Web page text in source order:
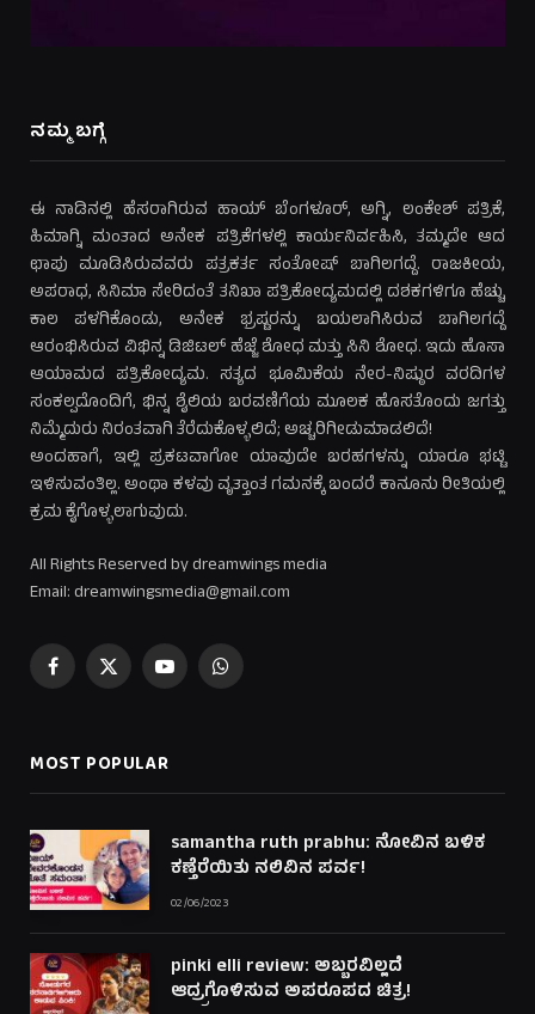
ನಮ್ಮ ಬಗ್ಗೆ
ಈ ನಾಡಿನಲ್ಲಿ ಹೆಸರಾಗಿರುವ ಹಾಯ್ ಬೆಂಗಳೂರ್, ಅಗ್ನಿ, ಲಂಕೇಶ್ ಪತ್ರಿಕೆ,
ಹಿಮಾಗ್ನಿ ಮಂತಾದ ಅನೇಕ ಪತ್ರಿಕೆಗಳಲ್ಲಿ ಕಾರ್ಯನಿರ್ವಹಿಸಿ, ತಮ್ಮದೇ ಆದ
ಛಾಪು ಮೂಡಿಸಿರುವವರು ಪತ್ರಕರ್ತ ಸಂತೋಷ್ ಬಾಗಿಲಗದ್ದೆ. ರಾಜಕೀಯ,
ಅಪರಾಧ, ಸಿನಿಮಾ ಸೇರಿದಂತೆ ತನಿಖಾ ಪತ್ರಿಕೋದ್ಯಮದಲ್ಲಿ ದಶಕಗಳಿಗೂ ಹೆಚ್ಚು
ಕಾಲ ಪಳಗಿಕೊಂಡು, ಅನೇಕ ಭ್ರಷ್ಟರನ್ನು ಬಯಲಾಗಿಸಿರುವ ಬಾಗಿಲಗದ್ದೆ
ಆರಂಭಿಸಿರುವ ವಿಭಿನ್ನ ಡಿಜಿಟಲ್ ಹೆಜ್ಜೆ ಶೋಧ ಮತ್ತು ಸಿನಿ ಶೋಧ. ಇದು ಹೊಸಾ
ಆಯಾಮದ ಪತ್ರಿಕೋದ್ಯಮ. ಸತ್ಯದ ಭೂಮಿಕೆಯ ನೇರ-ನಿಷ್ಠುರ ವರದಿಗಳ
ಸಂಕಲ್ಪದೊಂದಿಗೆ, ಭಿನ್ನ ಶೈಲಿಯ ಬರವಣಿಗೆಯ ಮೂಲಕ ಹೊಸತೊಂದು ಜಗತ್ತು
ನಿಮ್ಮೆದುರು ನಿರಂತವಾಗಿ ತೆರೆದುಕೊಳ್ಳಲಿದೆ; ಅಚ್ಚರಿಗೀಡುಮಾಡಲಿದೆ!
ಅಂದಹಾಗೆ, ಇಲ್ಲಿ ಪ್ರಕಟವಾಗೋ ಯಾವುದೇ ಬರಹಗಳನ್ನು ಯಾರೂ ಭಟ್ಟಿ
ಇಳಿಸುವಂತಿಲ್ಲ. ಅಂಥಾ ಕಳವು ವೃತ್ತಾಂತ ಗಮನಕ್ಕೆ ಬಂದರೆ ಕಾನೂನು ರೀತಿಯಲ್ಲಿ
ಕ್ರಮ ಕೈಗೊಳ್ಳಲಾಗುವುದು.
All Rights Reserved by dreamwings media
Email: dreamwingsmedia@gmail.com
Facebook
X
YouTubeWhatsApp
MOST POPULAR
samantha ruth prabhu: ನೋವಿನ ಬಳಿಕ
ಕಣ್ತೆರೆಯಿತು ನಲಿವಿನ ಪರ್ವ!
02/06/2023
pinki elli review: ಅಬ್ಬರವಿಲ್ಲದೆ
ಆದ್ರ್ರಗೊಳಿಸುವ ಅಪರೂಪದ ಚಿತ್ರ!